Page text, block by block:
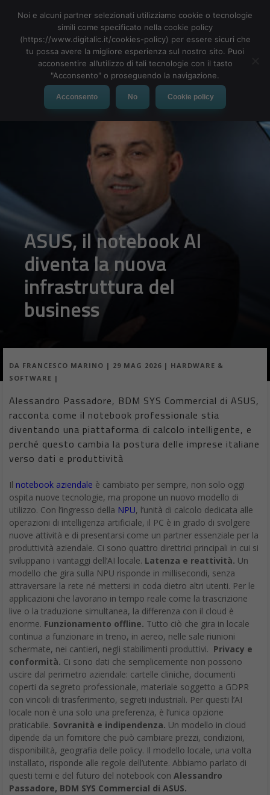
MENU
ASUS, il notebook AI
diventa la nuova
infrastruttura del
business
DA FRANCESCO MARINO | 29 MAG 2026 | HARDWARE &
SOFTWARE |
Alessandro Passadore, BDM SYS Commercial di ASUS,
racconta come il notebook professionale stia
diventando una piattaforma di calcolo intelligente, e
perché questo cambia la postura delle imprese italiane
verso dati e produttività
Il notebook aziendale è cambiato per sempre, non solo oggi
ospita nuove tecnologie, ma propone un nuovo modello di
utilizzo. Con l’ingresso della NPU, l’unità di calcolo dedicata alle
operazioni di intelligenza artificiale, il PC è in grado di svolgere
nuove attività e di presentarsi come un partner essenziale per la
produttività aziendale. Ci sono quattro direttrici principali in cui si
sviluppano i vantaggi dell’AI locale. Latenza e reattività. Un
modello che gira sulla NPU risponde in millisecondi, senza
attraversare la rete né mettersi in coda dietro altri utenti. Per le
applicazioni che lavorano in tempo reale come la trascrizione
live o la traduzione simultanea, la differenza con il cloud è
enorme. Funzionamento offline. Tutto ciò che gira in locale
continua a funzionare in treno, in aereo, nelle sale riunioni
schermate, nei cantieri, negli stabilimenti produttivi. Privacy e
conformità. Ci sono dati che semplicemente non possono
uscire dal perimetro aziendale: cartelle cliniche, documenti
coperti da segreto professionale, materiale soggetto a GDPR
con vincoli di trasferimento, segreti industriali. Per questi l’AI
locale non è una solo una preferenza, è l’unica opzione
praticabile. Sovranità e indipendenza. Un modello in cloud
dipende da un fornitore che può cambiare prezzi, condizioni,
disponibilità, geografia delle policy. Il modello locale, una volta
installato, risponde alle regole dell’utente. Abbiamo parlato di
questi temi e del futuro del notebook con Alessandro
Passadore, BDM SYS Commercial di ASUS.
Noi e alcuni partner selezionati utilizziamo cookie o tecnologie
simili come specificato nella cookie policy
(https://www.digitalic.it/cookies-policy) per essere sicuri che
tu possa avere la migliore esperienza sul nostro sito. Puoi
acconsentire all’utilizzo di tali tecnologie con il tasto
"Acconsento" o proseguendo la navigazione.
Acconsento No Cookie policy